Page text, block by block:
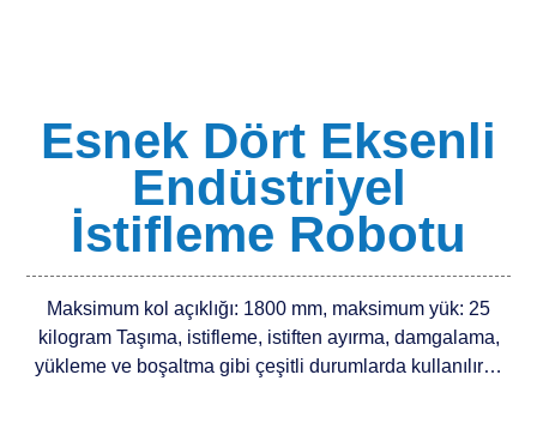
Esnek Dört Eksenli
Endüstriyel
İstifleme Robotu
Maksimum kol açıklığı: 1800 mm, maksimum yük: 25
kilogram Taşıma, istifleme, istiften ayırma, damgalama,
yükleme ve boşaltma gibi çeşitli durumlarda kullanılır…